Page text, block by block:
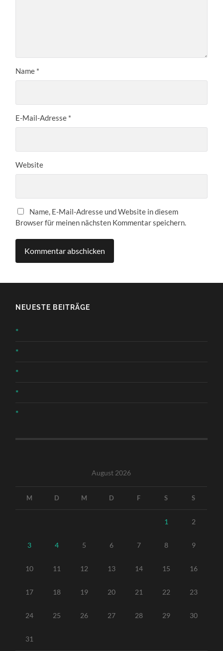
Name *
E-Mail-Adresse *
Website
Name, E-Mail-Adresse und Website in diesem
Browser für meinen nächsten Kommentar speichern.
NEUESTE BEITRÄGE
*
*
*
*
*
August 2026
M D M D F S S
1 2
3 4 5 6 7 8 9
10 11 12 13 14 15 16
17 18 19 20 21 22 23
24 25 26 27 28 29 30
31